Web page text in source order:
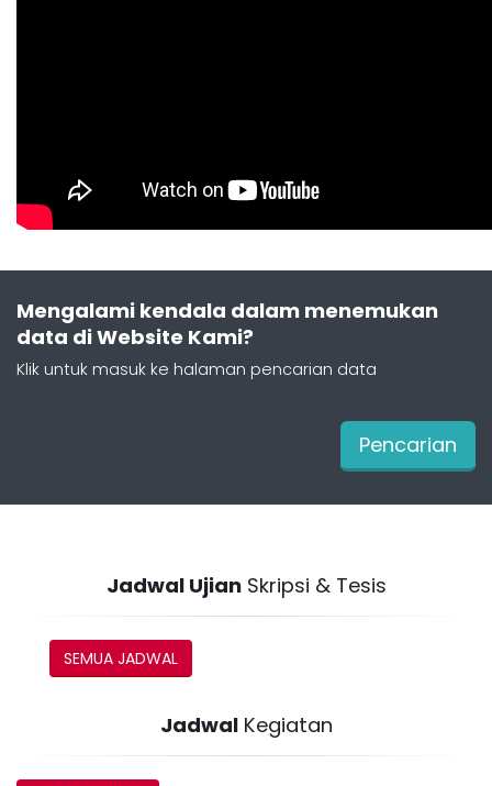
Mengalami kendala dalam menemukan
data di Website Kami?
Klik untuk masuk ke halaman pencarian data
Pencarian
Jadwal UjianSkripsi & Tesis
SEMUA JADWAL
JadwalKegiatan